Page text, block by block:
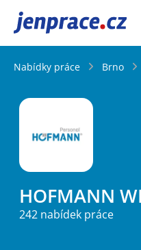
JenPráce.cz
Nabídky práce Brno
HOFMANN
242 nabídek práce